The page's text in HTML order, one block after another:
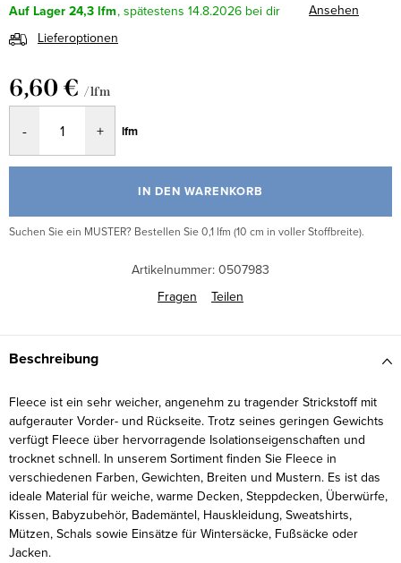
Auf Lager 24,3 lfm 14.8.2026
Ansehen
Lieferoptionen
6,60 € / lfm
lfm
IN DEN WARENKORB
Suchen Sie ein MUSTER? Bestellen Sie 0,1 lfm (10 cm in voller Stoffbreite).
Artikelnummer: 0507983
Fragen
Teilen
Beschreibung
Fleece ist ein sehr weicher, angenehm zu tragender Strickstoff mit
aufgerauter Vorder- und Rückseite. Trotz seines geringen Gewichts
verfügt Fleece über hervorragende Isolationseigenschaften und
trocknet schnell. In unserem Sortiment finden Sie Fleece in
verschiedenen Farben, Gewichten, Breiten und Mustern. Es ist das
ideale Material für weiche, warme Decken, Steppdecken, Überwürfe,
Kissen, Babyzubehör, Bademäntel, Hauskleidung, Sweatshirts,
Mützen, Schals sowie Einsätze für Wintersäcke, Fußsäcke oder
Jacken.